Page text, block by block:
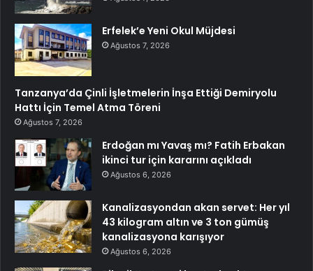
Erfelek’e Yeni Okul Müjdesi
Ağustos 7, 2026
Tanzanya’da Çinli İşletmelerin İnşa Ettiği Demiryolu
Hattı İçin Temel Atma Töreni
Ağustos 7, 2026
Erdoğan mı Yavaş mı? Fatih Erbakan
ikinci tur için kararını açıkladı
Ağustos 6, 2026
Kanalizasyondan akan servet: Her yıl
43 kilogram altın ve 3 ton gümüş
kanalizasyona karışıyor
Ağustos 6, 2026